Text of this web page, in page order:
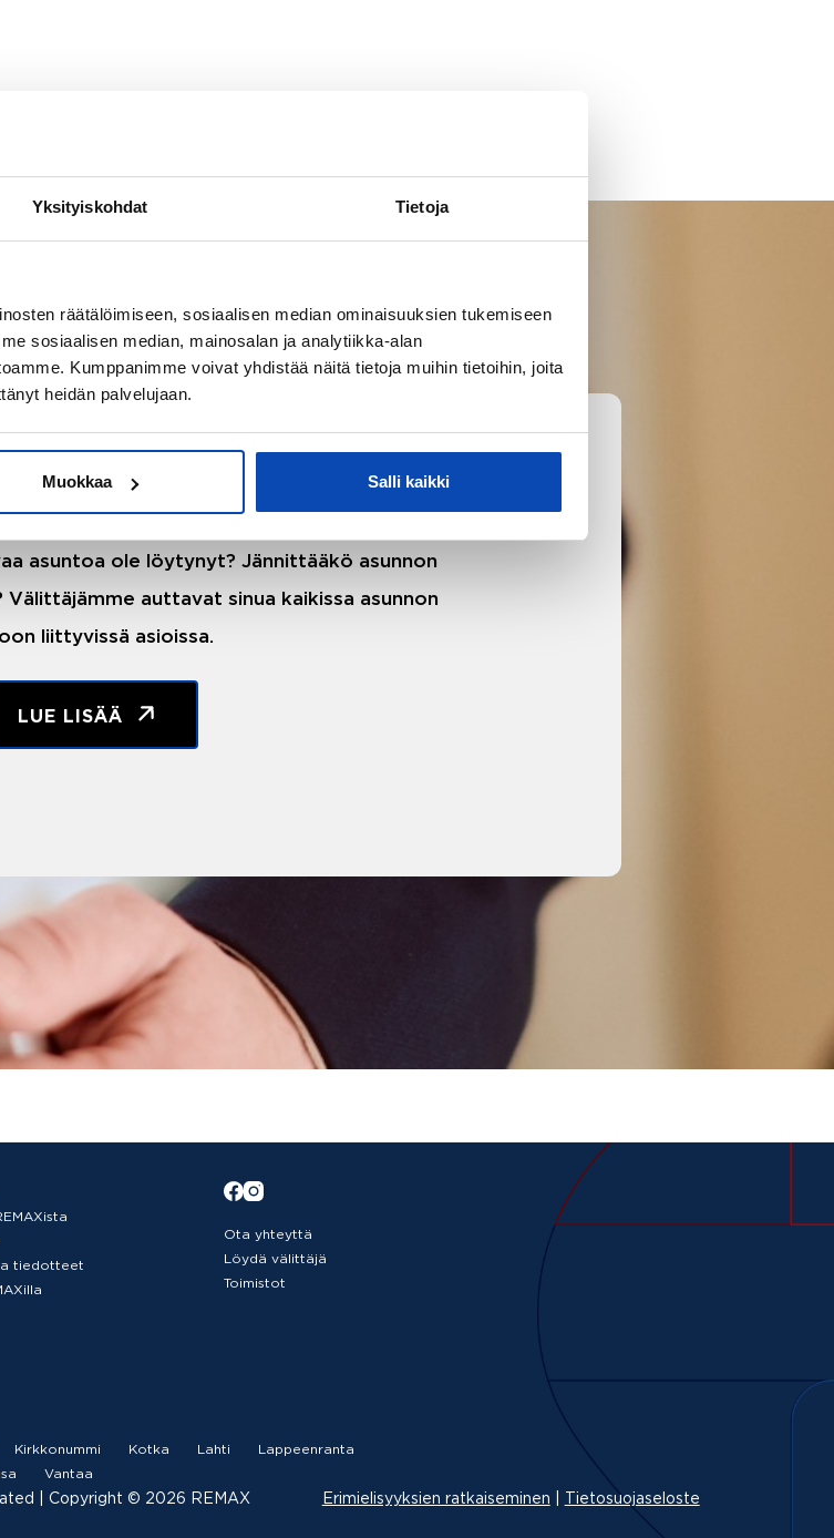
Yksityiskohdat Tietoja
räätälöimiseen, sosiaalisen median ominaisuuksien tukemiseen
sosiaalisen median, mainosalan ja analytiikka-alan
Kumppanimme voivat yhdistää näitä tietoja muihin tietoihin, joita
heidän palvelujaan.
Muokkaa Salli kaikki
ostoon
asuntoa ole löytynyt? Jännittääkö asunnon
auttavat sinua kaikissa asunnon
liittyvissä asioissa.
LUE LISÄÄ
tiedotteet
Ota yhteyttä
Löydä välittäjä
Toimistot
Kirkkonummi Kotka Lahti
Lappeenranta
Vantaa
|­ Copyright © 2026 REMAX
Erimielisyyksien ratkaiseminen Tietosuojaseloste